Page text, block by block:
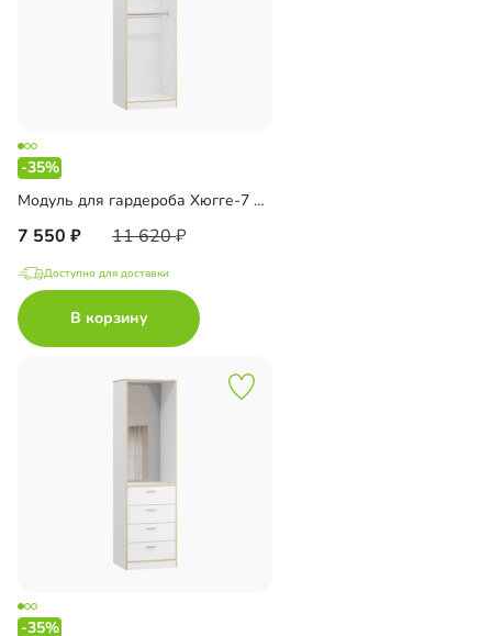
-35%
Модуль для гардероба Хюгге-7 Белый
7 550 11 620
Доступно для доставки
В корзину
-35%